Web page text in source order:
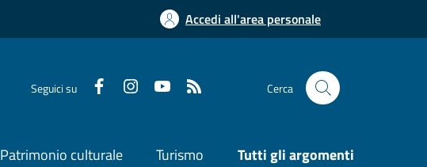
Accedi all'area personale
Seguici su Cerca
Patrimonio culturale Turismo Tutti gli argomenti